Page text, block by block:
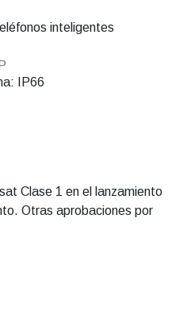
inteligentes
IP66
Clase 1 en el lanzamiento
Otras aprobaciones por